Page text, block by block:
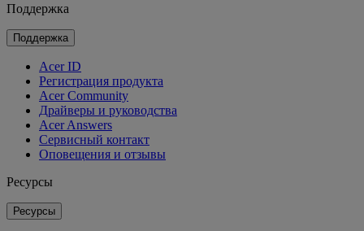
Поддержка
Поддержка
Acer ID
Регистрация продукта
Acer Community
Драйверы и руководства
Acer Answers
Сервисный контакт
Оповещения и отзывы
Ресурсы
Ресурсы